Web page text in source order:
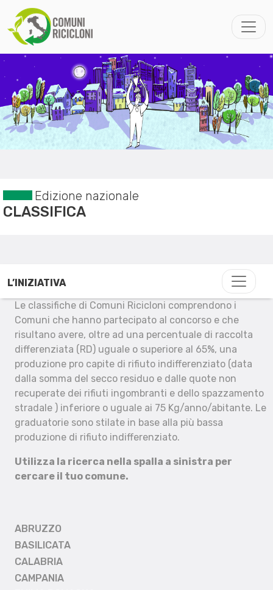
Edizione nazionale
CLASSIFICA
L’INIZIATIVA
Le classifiche di Comuni Ricicloni comprendono i
Comuni che hanno partecipato al concorso e che
risultano avere, oltre ad una percentuale di raccolta
differenziata (RD) uguale o superiore al 65%, una
produzione pro capite di rifiuto indifferenziato (data
dalla somma del secco residuo e dalle quote non
recuperate dei rifiuti ingombranti e dello spazzamento
stradale ) inferiore o uguale ai 75 Kg/anno/abitante. Le
graduatorie sono stilate in base alla più bassa
produzione di rifiuto indifferenziato.
Utilizza la ricerca nella spalla a sinistra per
cercare il tuo comune.
ABRUZZO
BASILICATA
CALABRIA
CAMPANIA